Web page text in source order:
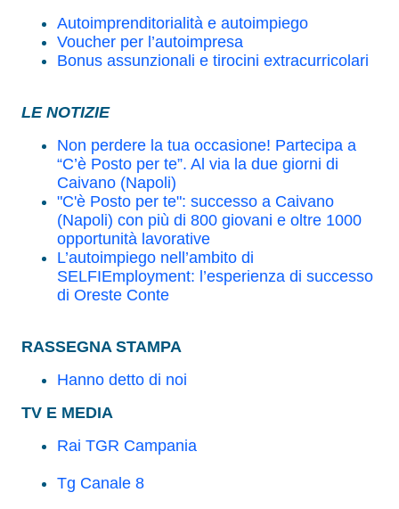
Autoimprenditorialità e autoimpiego
Voucher per l’autoimpresa
Bonus assunzionali e tirocini extracurricolari
LE NOTIZIE
Non perdere la tua occasione! Partecipa a
“C’è Posto per te”. Al via la due giorni di
Caivano (Napoli)
"C'è Posto per te": successo a Caivano
(Napoli) con più di 800 giovani e oltre 1000
opportunità lavorative
L’autoimpiego nell’ambito di
SELFIEmployment: l’esperienza di successo
di Oreste Conte
RASSEGNA STAMPA
Hanno detto di noi
TV E MEDIA
Rai TGR Campania
Tg Canale 8